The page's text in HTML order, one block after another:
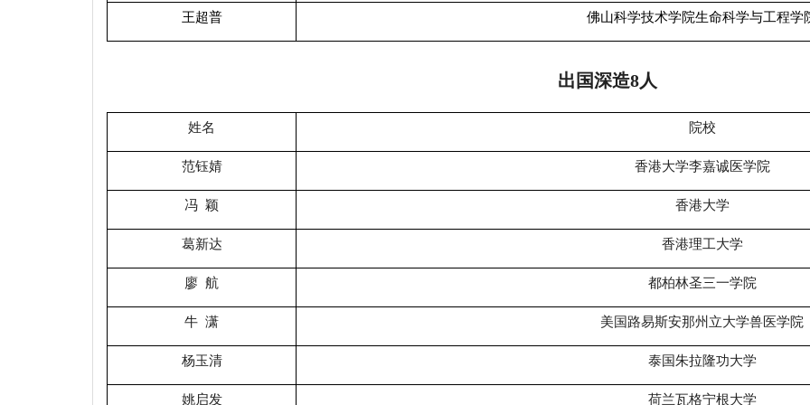
王超普 佛山科学技术学院生命科学与工程学
出国深造8人
姓名 院校
范钰婧 香港大学李嘉诚医学院
冯 颖 香港大学
葛新达 香港理工大学
廖 航 都柏林圣三一学院
牛 潇 美国路易斯安那州立大学兽医学院
杨玉清 泰国朱拉隆功大学
姚启发 荷兰瓦格宁根大学